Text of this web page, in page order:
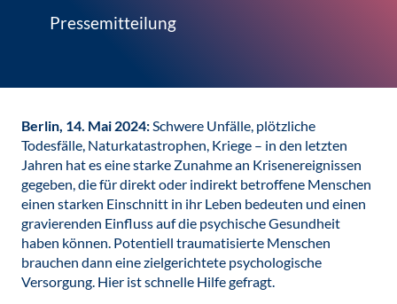
Pressemitteilung
Berlin, 14. Mai 2024:Schwere Unfälle, plötzliche
Todesfälle, Naturkatastrophen, Kriege – in den letzten
Jahren hat es eine starke Zunahme an Krisenereignissen
gegeben, die für direkt oder indirekt betroffene Menschen
einen starken Einschnitt in ihr Leben bedeuten und einen
gravierenden Einfluss auf die psychische Gesundheit
haben können. Potentiell traumatisierte Menschen
brauchen dann eine zielgerichtete psychologische
Versorgung. Hier ist schnelle Hilfe gefragt.